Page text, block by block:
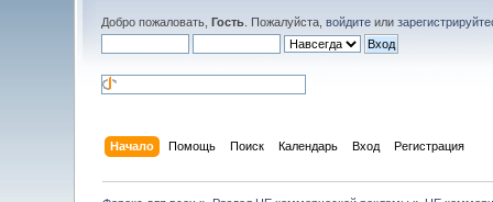
Добро пожаловать,Гость . Пожалуйста,войдите или
Начало Помощь Поиск Календарь Вход Регистрация